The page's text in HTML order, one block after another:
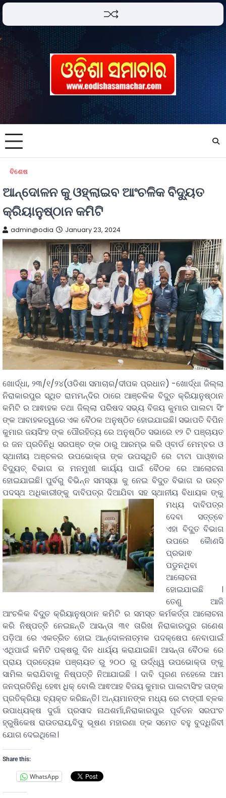
ବିଶେଷ
ଆନ୍ଦୋଳନ କୁ ଓହ୍ଲାଇବ ଆଂଚଳିକ ବିଦ୍ୟୁତ
କ୍ରିୟାନୁଷ୍ଠାନ କମିଟି
admin@odia January 23, 2024
ଖୋର୍ଦ୍ଧା, ୨୩/୧/୨୪(ଓଡିଶା ସମାଚାର/ଦୀପକ ପ୍ରଧାନ) -ଖୋର୍ଦ୍ଧା ଜିଲ୍ଲା
ନିରାକାରପୁର ସ୍ଥିତ ରାମମନ୍ଦିର ଠାରେ ଆଞ୍ଚଳିକ ବିଦୁ୍ତ କ୍ରିୟାନୁଷ୍ଠାନ
କମିଟି ର ଆଵାହକ ତଥା ଜିଲ୍ଲା ପରିଷଦ ସଭ୍ୟ ବିଜୟ କୁମାର ପାଲଟା ସିଂ
ଙ୍କ ଆବାହକତ୍ୱରେ ଏକ ବୈଠକ ଅନୁଷ୍ଠିତ ହୋଇଯାଇଛି। ସଭାପତି ବିପିନ
କୁମାର ଜୟସିଂହ ଙ୍କ ପୌରହିତ୍ୟ ରେ ଅନୁଷ୍ଠିତ ସଭାରେ ୧୨ ଟି ପଞ୍ଚାୟତ
ର ଜନ ପ୍ରତିନିଧି ସରପଞ୍ଚ ଙ୍କ ଠାରୁ ଆରମ୍ଭ କରି ଓ୍ବାର୍ଡ ମେମ୍ବର ଓ
ସ୍ଥାନୀୟ ଅଞ୍ଚଳର ଉପଭୋକ୍ତା ଙ୍କ ଉପସ୍ଥିତି ରେ ଟାଟା ପାଓ୍ଵାର
ବିଦ୍ୟୁତ୍ ବିଭାଗ ର ମନମୁଖୀ କାର୍ୟ୍ୟ ପାଇଁ ବୈଠକ ରେ ଆଲୋଚନା
ହୋଇଯାଇଛି। ପୁର୍ବରୁ ବିଭିନ୍ନ ସମସ୍ୟା କୁ ନେଇ ବିଦୁ୍ତ ବିଭାଗ ର ଉଚ୍ଚ
ପଦସ୍ଥ ଅଧିକାରୀଙ୍କୁଦାବିପତ୍ର ଦିଆଯିବା ସହ ସ୍ଥାନୀୟ ବିଧାୟକ ଙ୍କୁ
ମଧ୍ୟ ଦାବିପତ୍ର
ଦେବା ସତ୍ତ୍ବେ
ଏହା ବିଦୁ୍ତ ବିଭାଗ
ଉପରେ କୈାଣସି
ପ୍ରଭାଵ
ପଡୁନଥିବା
ଆଲୋଚନା
ହୋଇଯାଇଛି ।
ତେଣୁ ଆଜି
ଆଂଚଳିକ ବିଦୁ୍ତ କ୍ରିୟାନୁଷ୍ଠାନ କମିଟି ର ସମସ୍ତ କର୍ମକର୍ତ୍ତା ଆଲୋଚନା
କରି ନିଷ୍ପତ୍ତି ନେଇଛନ୍ତି ଆସନ୍ତା ୩୧ ତାରିଖ ନିରାକାରପୁର ଗଣେଶ
ପଡ଼ିଆ ରେ ଏକତ୍ରିତ ହୋଇ ଆନ୍ଦୋଳନାତ୍ମକ ପଦକ୍ଷେପ ନେବାପାଇଁ
ଏଥିପାଇଁ କମିଟି ପକ୍ଷରୁ ଦିନ ଧାର୍ୟ୍ୟ କରାଯାଇଛି। ଆସନ୍ତା ବୈଠକ ରେ
ପ୍ରାୟ ପ୍ରତ୍ୟେକ ପଞ୍ଚାୟତ ରୁ ୨୦୦ ରୁ ଉର୍ଦ୍ଧ୍ୱ ଉପଭୋକ୍ତା ଙ୍କୁ
ସାମିଲ କରାଯିବାକୁ ନିଷ୍ପତ୍ତି ନିଆଯାଇଛି । ଦାବି ପୂରଣ ନହେଲେ ଆମ
ଜନପ୍ରତିନିଧି ହେଵା ଧିକ୍ ବୋଲି ଆଵଆହ ବିଜୟ କୁମାର ପାଲଟାସିଂହ ତାଙ୍କ
ପ୍ରତିକ୍ରିୟା ବ୍ୟକ୍ତ କରିଛନ୍ତି। ଅନ୍ୟମାନଙ୍କ ମଧ୍ୟ ରେ ଟାଙ୍ଗୀ ବ୍ଳକ
ଉପାଧ୍ୟକ୍ଷ ଦୁର୍ଗା ପ୍ରସାଦ ନାଥଶର୍ମା,ନିରାକାରପୁର ପୂର୍ବତନ ସରପଂଚ
ହ୍ରୁଷିକେଷ ରାଉତରାୟ,ବିଦୁ ଭୂଷଣ ମହାରଣା ଙ୍କ ସମେତ ବହୁ ବୁଦ୍ଧିଜିବୀ
ଯୋଗ ଦେଇଥିଲେ।
Share this:
WhatsApp